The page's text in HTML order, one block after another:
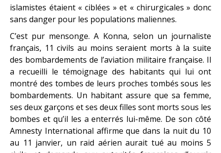
islamistes étaient « ciblées » et « chirurgicales » donc
sans danger pour les populations maliennes.
C’est pur mensonge. A Konna, selon un journaliste
français, 11 civils au moins seraient morts à la suite
des bombardements de l’aviation militaire française. Il
a recueilli le témoignage des habitants qui lui ont
montré des tombes de leurs proches tombés sous les
bombardements. Un habitant assure que sa femme,
ses deux garçons et ses deux filles sont morts sous les
bombes et qu’il les a enterrés lui-même. De son côté
Amnesty International affirme que dans la nuit du 10
au 11 janvier, un raid aérien aurait tué au moins 5